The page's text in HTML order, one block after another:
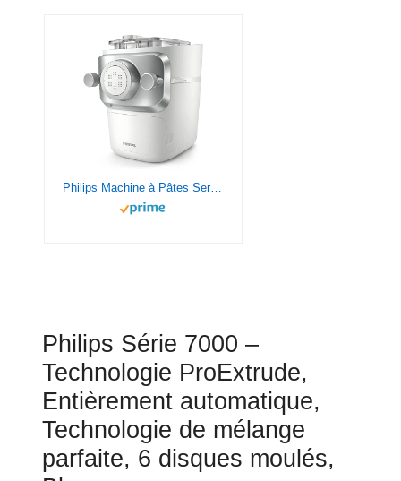
Philips Machine à Pâtes Series 7000 - Technologie ProExtrude, Entièrement Automatique, Technologie De Mélange Parfaite, 6 Disques De Mise En Forme, Blanc (HR2660/00)
Philips Série 7000 –
Technologie ProExtrude,
Entièrement automatique,
Technologie de mélange
parfaite, 6 disques moulés,